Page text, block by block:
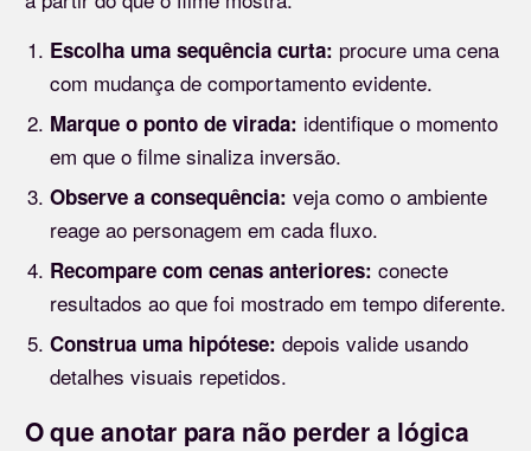
Escolha uma sequência curta: procure uma cena
com mudança de comportamento evidente.
Marque o ponto de virada: identifique o momento
em que o filme sinaliza inversão.
Observe a consequência: veja como o ambiente
reage ao personagem em cada fluxo.
Recompare com cenas anteriores: conecte
resultados ao que foi mostrado em tempo diferente.
Construa uma hipótese: depois valide usando
detalhes visuais repetidos.
O que anotar para não perder a lógica